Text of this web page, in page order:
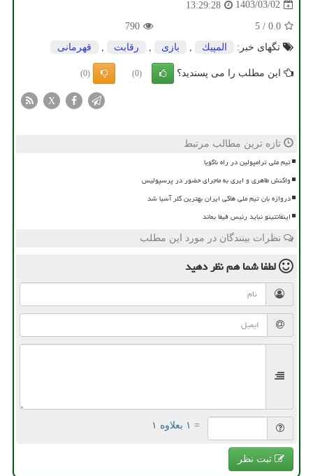
1403/03/02
13:29:28
0.0
/
5
790
تگهای خبر:
المپیك بازی رقابت قهرمانی
این مطلب را می پسندید؟ (0)
(0)
X
تازه ترین مطالب مرتبط
تیم ملی ترامپولین در راه ناگویا
واکنش طاهری و ایری به ماجرای حضور در پرسپولیس
دروازه بان تیم ملی هاکی ایران بهترین گلر آسیا شد
اینفانتینو نباید رئیس فیفا بماند
نظرات بینندگان در مورد این مطلب
لطفا شما همنظر دهید
= ۱ بعلاوه ۱
ثبت نظر